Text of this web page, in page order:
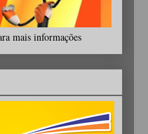
mais informações